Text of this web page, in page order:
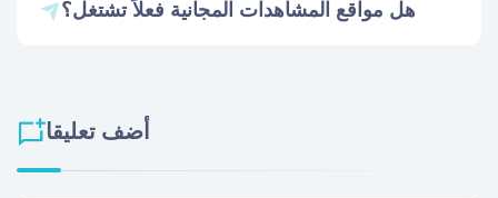
هل مواقع المشاهدات المجانية فعلاً تشتغل؟
أضف تعليقا